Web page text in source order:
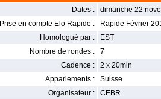
Dates :
dimanche 22
Prise en compte Elo Rapide :
Rapide Février
Homologué par :
EST
Nombre de rondes :
7
Cadence :
2 x 20min
Appariements :
Suisse
Organisateur :
CEBR